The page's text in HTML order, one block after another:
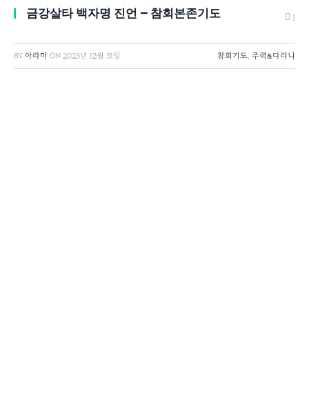
금강살타 백자명 진언 – 참회본존기도 1
BY 아라마 ON 2023년 12월 31일 참회기도 주력&다라니